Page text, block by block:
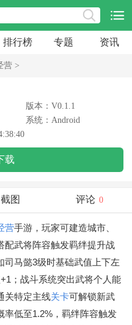
排行榜 专题 资讯
营 >
版本：V0.1.1
系统：Android
载
图 评论 0
营手游，玩家可建造城市、
配武将阵容触发羁绊提升战
司马懿3级时基础武值上下左
；战斗系统突出武将个人能
关特定主线关卡可解锁新武
率低至1.2%，羁绊阵容触发